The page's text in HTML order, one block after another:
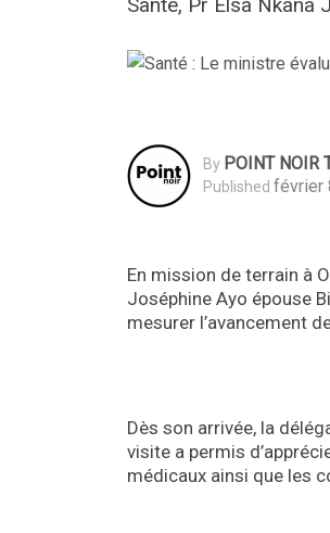
By POINT NOIR
Published février
En mission de terrain à
Joséphine Ayo épouse
mesurer l’avancement
Dès son arrivée, la
visite a permis
médicaux ainsi que les